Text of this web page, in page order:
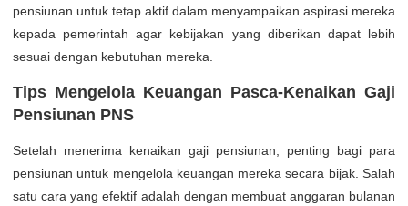
pensiunan untuk tetap aktif dalam menyampaikan aspirasi mereka
kepada pemerintah agar kebijakan yang diberikan dapat lebih
sesuai dengan kebutuhan mereka.
Tips Mengelola Keuangan Pasca-Kenaikan Gaji
Pensiunan PNS
Setelah menerima kenaikan gaji pensiunan, penting bagi para
pensiunan untuk mengelola keuangan mereka secara bijak. Salah
satu cara yang efektif adalah dengan membuat anggaran bulanan